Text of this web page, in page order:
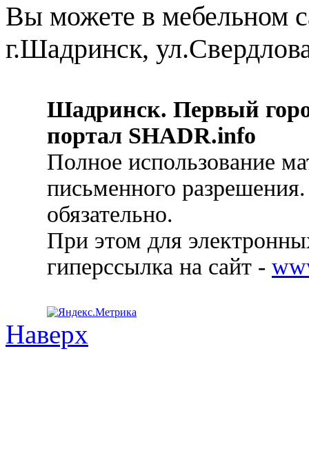
Вы можете в мебельном
г.Шадринск,
Шадринск. Первый
портал SHADR.info
Полное использование
письменного
обязательно.
При этом для
гиперссылка на сайт -
Наверх